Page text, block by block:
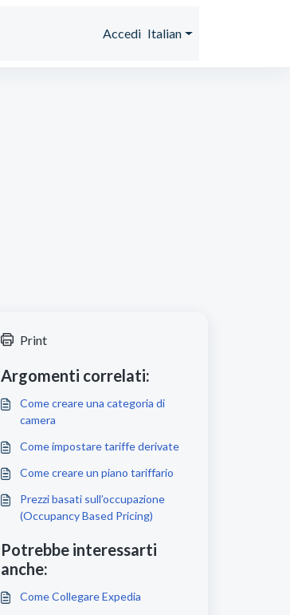
Accedi Italian
Print
Argomenti correlati:
Come creare una categoria di
camera
Come impostare tariffe derivate
Come creare un piano tariffario
Prezzi basati sull’occupazione
(Occupancy Based Pricing)
Potrebbe interessarti
anche:
Come Collegare Expedia